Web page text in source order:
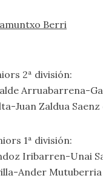
Berri
2ª división:
Arruabarrena-
Juan Zaldua Saenz
1ª división:
Iribarren-Unai
Ander